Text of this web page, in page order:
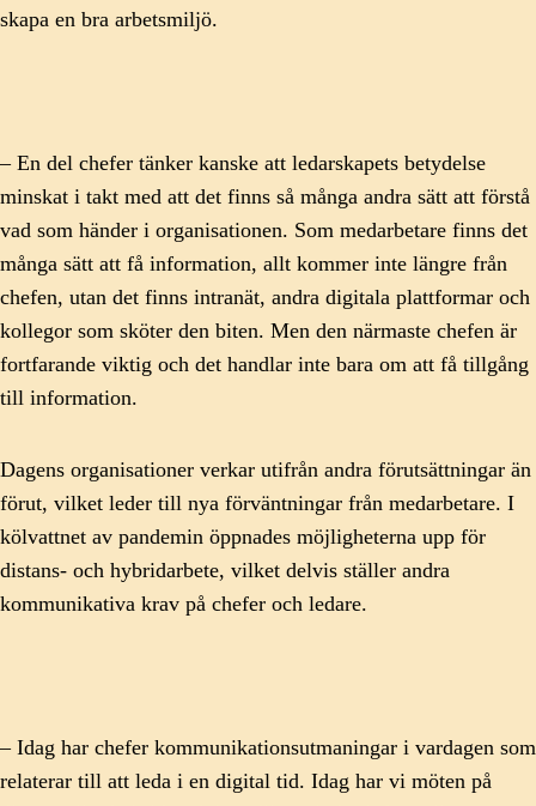
skapa en bra arbetsmiljö.
– En del chefer tänker kanske att ledarskapets betydelse
minskat i takt med att det finns så många andra sätt att förstå
vad som händer i organisationen. Som medarbetare finns det
många sätt att få information, allt kommer inte längre från
chefen, utan det finns intranät, andra digitala plattformar och
kollegor som sköter den biten. Men den närmaste chefen är
fortfarande viktig och det handlar inte bara om att få tillgång
till information.
Dagens organisationer verkar utifrån andra förutsättningar än
förut, vilket leder till nya förväntningar från medarbetare. I
kölvattnet av pandemin öppnades möjligheterna upp för
distans- och hybridarbete, vilket delvis ställer andra
kommunikativa krav på chefer och ledare.
– Idag har chefer kommunikationsutmaningar i vardagen som
relaterar till att leda i en digital tid. Idag har vi möten på